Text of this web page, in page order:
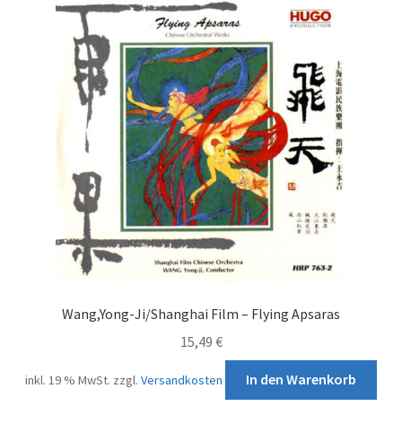
Wang,Yong-Ji/Shanghai Film – Flying Apsaras
15,49 €
inkl. 19 % MwSt. zzgl.Versandkosten In den Warenkorb